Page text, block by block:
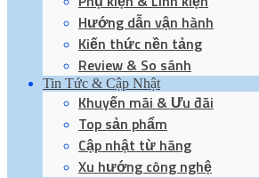
Hướng dẫn vận hành
Kiến thức nền tảng
Review & So sánh
Tin Tức & Cập Nhật
Khuyến mãi & Ưu đãi
Top sản phẩm
Cập nhật từ hãng
Xu hướng công nghệ